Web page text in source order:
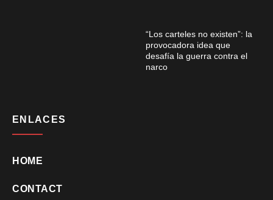
“Los carteles no existen”: la
provocadora idea que
desafía la guerra contra el
narco
ENLACES
HOME
CONTACT